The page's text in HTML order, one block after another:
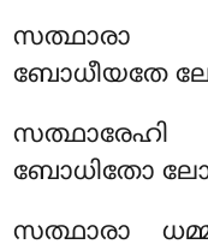
സത്ഥാരാ
ബോധീയതേ
ബോധിതോ
സത്ഥാരാ